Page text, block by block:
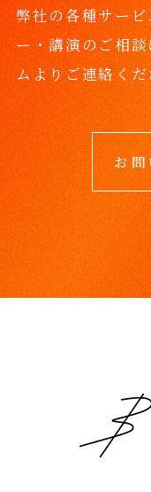
弊社の各種サー
ー・講演のご相談
ムよりご連絡くだ
お